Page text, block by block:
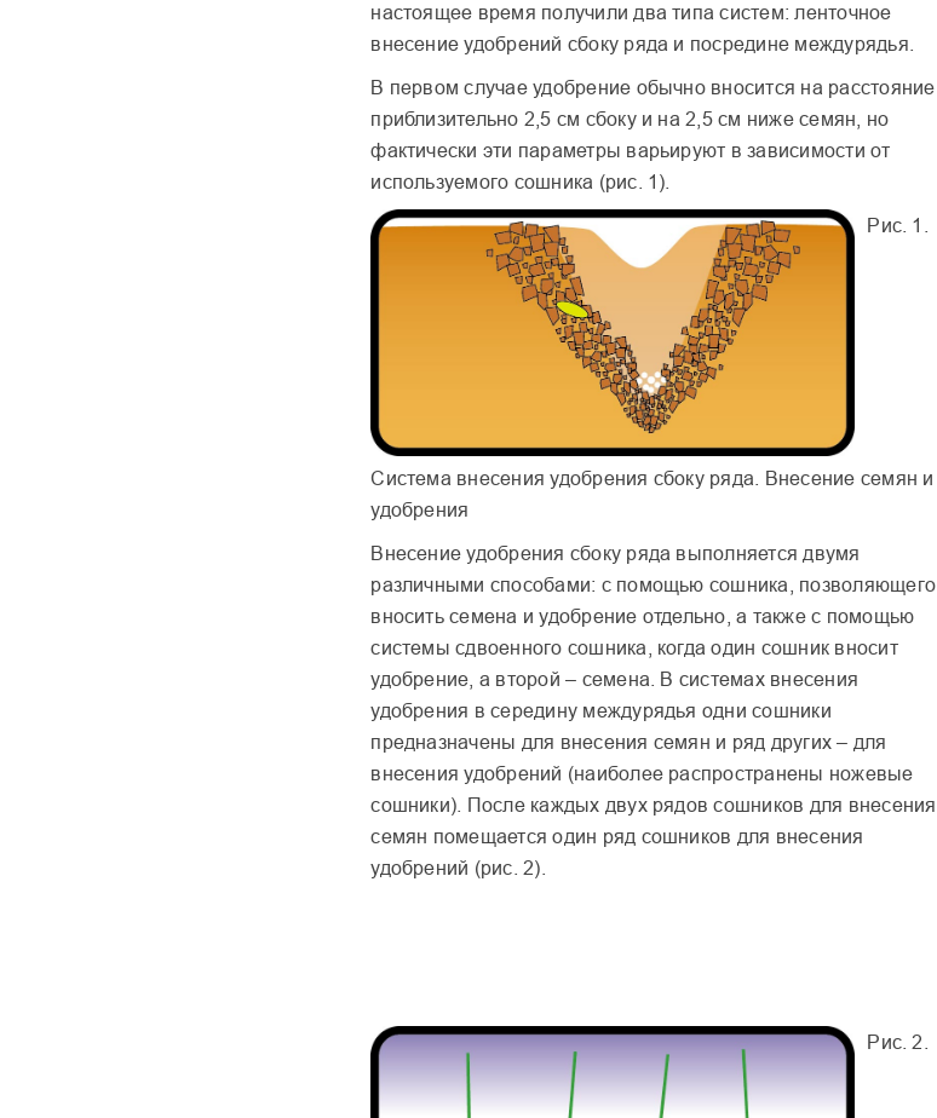
настоящее время получили два типа систем: ленточное
внесение удобрений сбоку ряда и посредине междурядья.
В первом случае удобрение обычно вносится на расстояние
приблизительно 2,5 см сбоку и на 2,5 см ниже семян, но
фактически эти параметры варьируют в зависимости от
используемого сошника (рис. 1).
Рис. 1.
Система внесения удобрения сбоку ряда. Внесение семян и
удобрения
Внесение удобрения сбоку ряда выполняется двумя
различными способами: с помощью сошника, позволяющего
вносить семена и удобрение отдельно, а также с помощью
системы сдвоенного сошника, когда один сошник вносит
удобрение, а второй – семена. В системах внесения
удобрения в середину междурядья одни сошники
предназначены для внесения семян и ряд других – для
внесения удобрений (наиболее распространены ножевые
сошники). После каждых двух рядов сошников для внесения
семян помещается один ряд сошников для внесения
удобрений (рис. 2).
Рис. 2.